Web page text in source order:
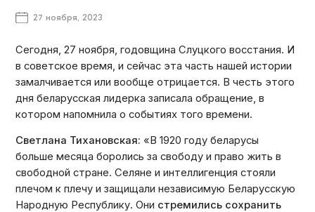
27 ноября, 2023
Сегодня, 27 ноября, годовщина Слуцкого восстания. И
в советское время, и сейчас эта часть нашей истории
замалчивается или вообще отрицается. В честь этого
дня беларусская лидерка записала обращение, в
котором напомнила о событиях того времени.
Светлана Тихановская: «В 1920 году беларусы
больше месяца боролись за свободу и право жить в
свободной стране. Селяне и интеллигенция стояли
плечом к плечу и защищали независимую Беларусскую
Народную Республику. Они стремились сохранить